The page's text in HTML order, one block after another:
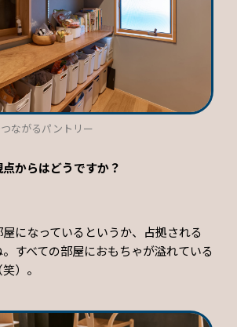
ながるパントリー
からはどうですか？
になっているというか、占拠される
すべての部屋におもちゃが溢れている
）。